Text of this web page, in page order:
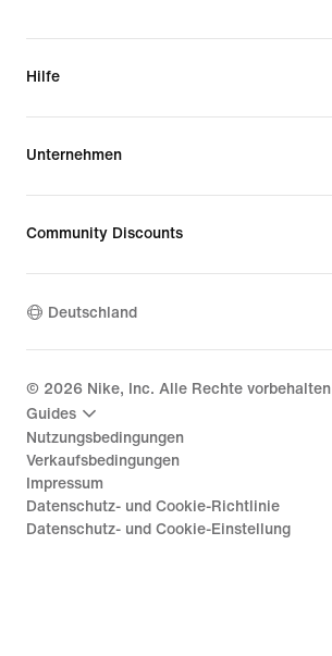
Hilfe
Unternehmen
Community Discounts
Deutschland
© 2026 Nike, Inc. Alle Rechte vorbehalten
Guides
Nutzungsbedingungen
Verkaufsbedingungen
Impressum
Datenschutz- und Cookie-Richtlinie
Datenschutz- und Cookie-Einstellung